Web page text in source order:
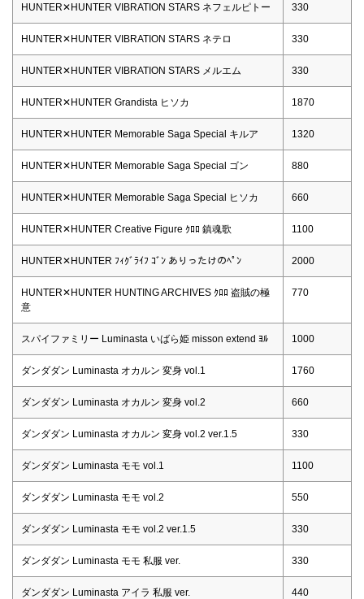
HUNTER✕HUNTER VIBRATION STARS ネフェルピトー 330
HUNTER✕HUNTER VIBRATION STARS ネテロ 330
HUNTER✕HUNTER VIBRATION STARS メルエム 330
HUNTER✕HUNTER Grandista ヒソカ 1870
HUNTER✕HUNTER Memorable Saga Special キルア 1320
HUNTER✕HUNTER Memorable Saga Special ゴン 880
HUNTER✕HUNTER Memorable Saga Special ヒソカ 660
HUNTER✕HUNTER Creative Figure ｸﾛﾛ 鎮魂歌 1100
HUNTER✕HUNTER ﾌｨｸﾞﾗｲﾌ ｺﾞﾝ ありったけのﾍﾟﾝ 2000
HUNTER✕HUNTER HUNTING ARCHIVES ｸﾛﾛ 盗賊の極
意
770
スパイファミリー Luminasta いばら姫 misson extend ﾖﾙ 1000
ダンダダン Luminasta オカルン 変身 vol.1 1760
ダンダダン Luminasta オカルン 変身 vol.2 660
ダンダダン Luminasta オカルン 変身 vol.2 ver.1.5 330
ダンダダン Luminasta モモ vol.1 1100
ダンダダン Luminasta モモ vol.2 550
ダンダダン Luminasta モモ vol.2 ver.1.5 330
ダンダダン Luminasta モモ 私服 ver. 330
ダンダダン Luminasta アイラ 私服 ver. 440